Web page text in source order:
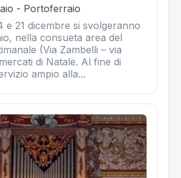
- Portoferraio
e 21 dicembre si svolgeranno
nella consueta area del
(Via Zambelli – via
di Natale. Al fine di
ampio alla...